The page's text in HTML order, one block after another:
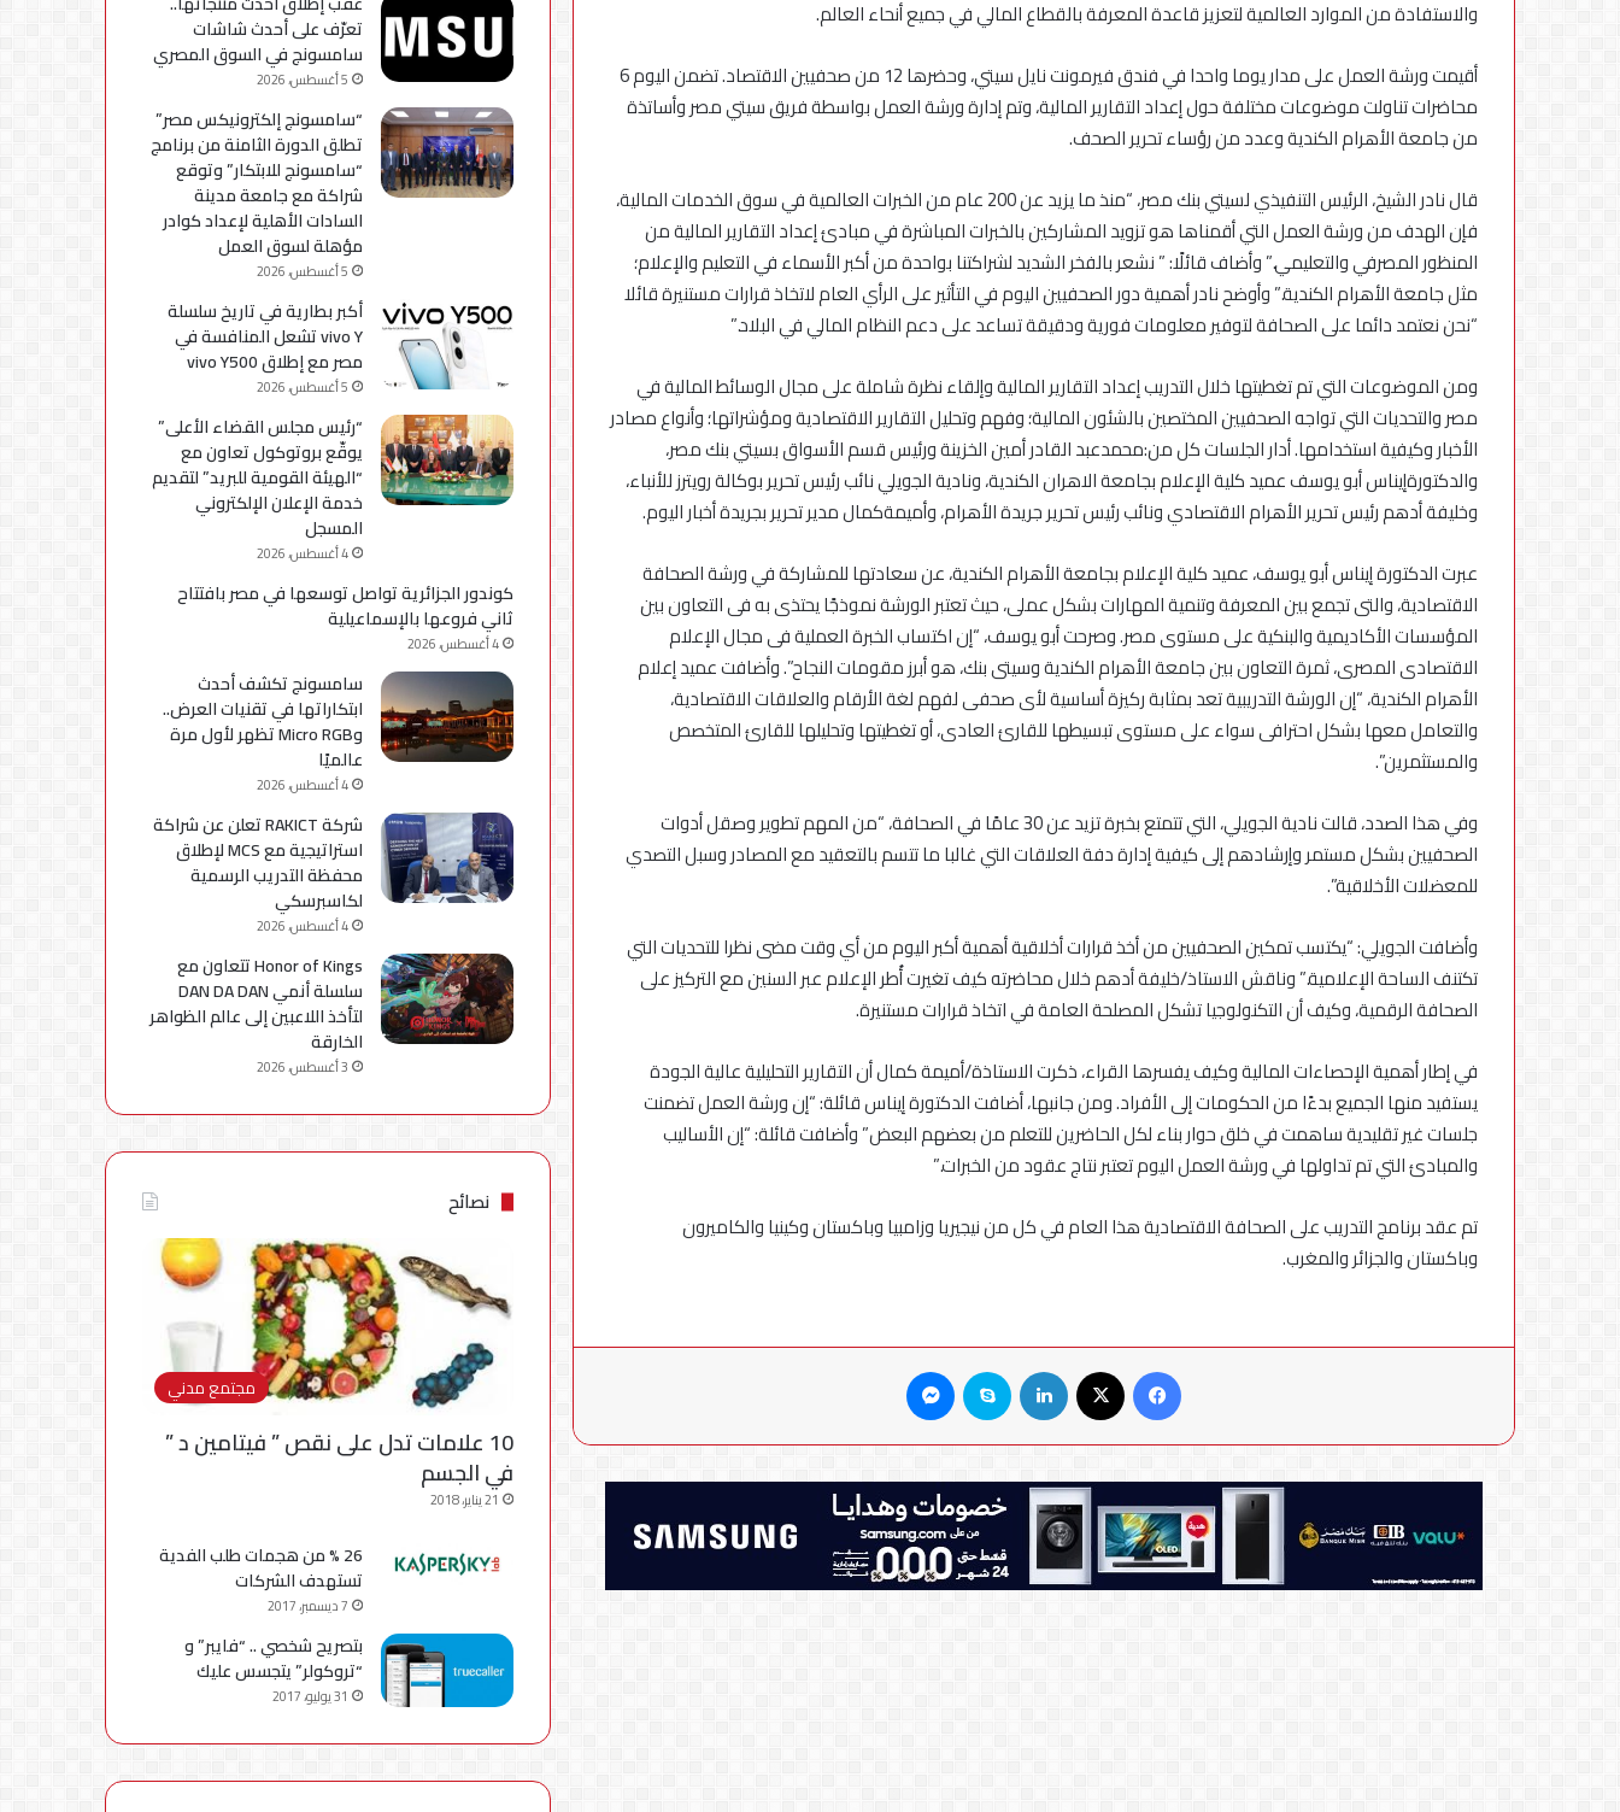
والاستفادة من الموارد العالمية لتعزيز قاعدة المعرفة بالقطاع المالي في جميع أنحاء العالم.
أقيمت ورشة العمل على مدار يوما واحدا في فندق فيرمونت نايل سيتي، وحضرها 12 من صحفيين الاقتصاد. تضمن اليوم 6
محاضرات تناولت موضوعات مختلفة حول إعداد التقارير المالية، وتم إدارة ورشة العمل بواسطة فريق سيتي مصر وأساتذة
من جامعة الأهرام الكندية وعدد من رؤساء تحرير الصحف.
قال نادر الشيخ، الرئيس التنفيذي لسيتي بنك مصر، “منذ ما يزيد عن 200 عام من الخبرات العالمية في سوق الخدمات المالية،
فإن الهدف من ورشة العمل التي أقمناها هو تزويد المشاركين بالخبرات المباشرة في مبادئ إعداد التقارير المالية من
المنظور المصرفي والتعليمي.” وأضاف قائلًا: ” نشعر بالفخر الشديد لشراكتنا بواحدة من أكبر الأسماء في التعليم والإعلام؛
مثل جامعة الأهرام الكندية.” وأوضح نادر أهمية دور الصحفيين اليوم في التأثير على الرأي العام لاتخاذ قرارات مستنيرة قائلا
“نحن نعتمد دائما على الصحافة لتوفير معلومات فورية ودقيقة تساعد على دعم النظام المالي في البلاد.”
ومن الموضوعات التي تم تغطيتها خلال التدريب إعداد التقارير المالية وإلقاء نظرة شاملة على مجال الوسائط المالية في
مصر والتحديات التي تواجه الصحفيين المختصين بالشئون المالية؛ وفهم وتحليل التقارير الاقتصادية ومؤشراتها؛ وأنواع مصادر
الأخبار وكيفية استخدامها. أدار الجلسات كل من:محمدعبد القادر أمين الخزينة ورئيس قسم الأسواق بسيتي بنك مصر،
والدكتورةإيناس أبو يوسف عميد كلية الإعلام بجامعة الاهران الكندية، ونادية الجويلي نائب رئيس تحرير بوكالة رويترز للأنباء،
وخليفة أدهم رئيس تحرير الأهرام الاقتصادي ونائب رئيس تحرير جريدة الأهرام، وأميمةكمال مدير تحرير بجريدة أخبار اليوم.
عبرت الدكتورة إيناس أبو يوسف، عميد كلية الإعلام بجامعة الأهرام الكندية، عن سعادتها للمشاركة في ورشة الصحافة
الاقتصادية، والتى تجمع بين المعرفة وتنمية المهارات بشكل عملى، حيث تعتبر الورشة نموذجًا يحتذى به فى التعاون بين
المؤسسات الأكاديمية والبنكية على مستوى مصر. وصرحت أبو يوسف، “إن اكتساب الخبرة العملية فى مجال الإعلام
الاقتصادى المصرى، ثمرة التعاون بين جامعة الأهرام الكندية وسيتى بنك، هو أبرز مقومات النجاح”. وأضافت عميد إعلام
الأهرام الكندية، “إن الورشة التدريبية تعد بمثابة ركيزة أساسية لأى صحفى لفهم لغة الأرقام والعلاقات الاقتصادية،
والتعامل معها بشكل احترافى سواء على مستوى تبسيطها للقارئ العادى، أو تغطيتها وتحليلها للقارئ المتخصص
والمستثمرين”.
وفي هذا الصدد، قالت نادية الجويلي، التي تتمتع بخبرة تزيد عن 30 عامًا في الصحافة، “من المهم تطوير وصقل أدوات
الصحفيين بشكل مستمر وإرشادهم إلى كيفية إدارة دفة العلاقات التي غالبا ما تتسم بالتعقيد مع المصادر وسبل التصدي
للمعضلات الأخلاقية”.
وأضافت الجويلي: “يكتسب تمكين الصحفيين من أخذ قرارات أخلاقية أهمية أكبر اليوم من أي وقت مضى نظرا للتحديات التي
تكتنف الساحة الإعلامية.” وناقش الاستاذ/خليفة أدهم خلال محاضرته كيف تغيرت أُطر الإعلام عبر السنين مع التركيز على
الصحافة الرقمية، وكيف أن التكنولوجيا تشكل المصلحة العامة في اتخاذ قرارات مستنيرة.
في إطار أهمية الإحصاءات المالية وكيف يفسرها القراء، ذكرت الاستاذة/أميمة كمال أن التقارير التحليلية عالية الجودة
يستفيد منها الجميع بدءًا من الحكومات إلى الأفراد. ومن جانبها، أضافت الدكتورة إيناس قائلة: “إن ورشة العمل تضمنت
جلسات غير تقليدية ساهمت في خلق حوار بناء لكل الحاضرين للتعلم من بعضهم البعض” وأضافت قائلة: “إن الأساليب
والمبادئ التي تم تداولها في ورشة العمل اليوم تعتبر نتاج عقود من الخبرات.”
تم عقد برنامج التدريب على الصحافة الاقتصادية هذا العام في كل من نيجيريا وزامبيا وباكستان وكينيا والكاميرون
وباكستان والجزائر والمغرب.
فيسبوك لينكدإن سكايب
في
تعرّف على أحدث شاشات
سامسونج في السوق المصري
5 أغسطس، 2026
“سامسونج إلكترونيكس مصر”
تطلق الدورة الثامنة من برنامج
“سامسونج للابتكار” وتوقع
شراكة مع جامعة مدينة
السادات الأهلية لإعداد كوادر
مؤهلة لسوق العمل
5 أغسطس، 2026
أكبر بطارية في تاريخ سلسلة
vivo Y تشعل المنافسة في
مصر مع إطلاق vivo Y500
5 أغسطس، 2026
“رئيس مجلس القضاء الأعلى”
يوقّع بروتوكول تعاون مع
“الهيئة القومية للبريد” لتقديم
خدمة الإعلان الإلكتروني
المسجل
4 أغسطس، 2026
كوندور الجزائرية تواصل توسعها في مصر بافتتاح
ثاني فروعها بالإسماعيلية
4 أغسطس، 2026
سامسونج تكشف أحدث
ابتكاراتها في تقنيات العرض..
وMicro RGB تظهر لأول مرة
عالميًا
4 أغسطس، 2026
شركة RAKICT تعلن عن شراكة
استراتيجية مع MCS لإطلاق
محفظة التدريب الرسمية
لكاسبرسكي
4 أغسطس، 2026
Honor of Kings تتعاون مع
سلسلة أنمي DAN DA DAN
لتأخذ اللاعبين إلى عالم الظواهر
الخارقة
3 أغسطس، 2026
نصائح
مجتمع مدني
10 علامات تدل على نقص ” فيتامين د ”
في الجسم
21 يناير، 2018
26 % من هجمات طلب الفدية
تستهدف الشركات
7 ديسمبر، 2017
بتصريح شخصي .. “فايبر” و
“تروكولر” يتجسس عليك
31 يوليو، 2017